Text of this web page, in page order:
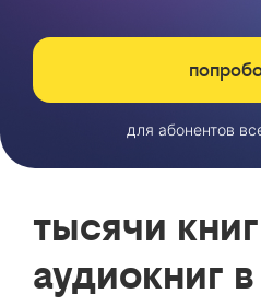
для абонентов
тысячи
аудиокниг в